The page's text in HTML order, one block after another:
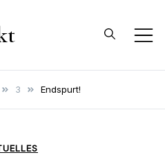
3 Endspurt!